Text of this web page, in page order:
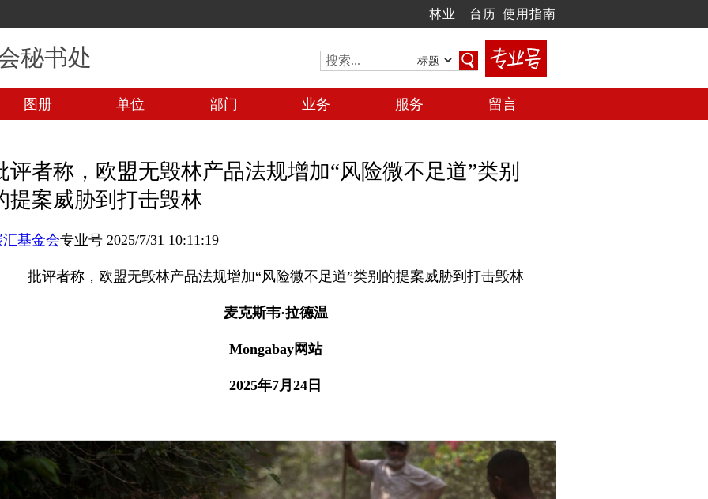
林业 台历 使用指南
秘书处
图册 单位 部门 业务 服务 留言
评者称，欧盟无毁林产品法规增加“风险微不足道”类别
提案威胁到打击毁林
汇基金会专业号 2025/7/31 10:11:19
批评者称，欧盟无毁林产品法规增加“风险微不足道”类别的提案威胁到打击毁林
麦克斯韦·拉德温
Mongabay网站
2025年7月24日